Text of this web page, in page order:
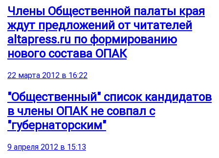
Члены Общественной палаты края
ждут предложений от читателей
altapress.ru по формированию
нового состава ОПАК
22 марта 2012 в 16:22
"Общественный" список кандидатов
в члены ОПАК не совпал с
"губернаторским"
9 апреля 2012 в 15:13